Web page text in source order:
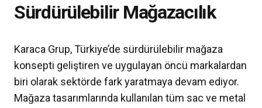
Sürdürülebilir Mağazacılık
Karaca Grup, Türkiye’de sürdürülebilir mağaza
konsepti geliştiren ve uygulayan öncü markalardan
biri olarak sektörde fark yaratmaya devam ediyor.
Mağaza tasarımlarında kullanılan tüm sac ve metal